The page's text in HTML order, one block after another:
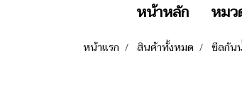
หน้าหลัก หม
หน้าแรก สินค้าทั้งหมด ซีลกัน